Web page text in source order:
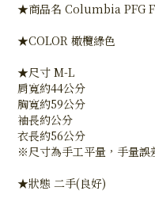
★商品名 Columbia PFG
★COLOR 橄欖綠色
★尺寸 M-L
肩寬約44公分
胸寬約59公分
袖長約公分
衣長約56公分
※尺寸為手工平量，手量誤
★狀態 二手(良好)